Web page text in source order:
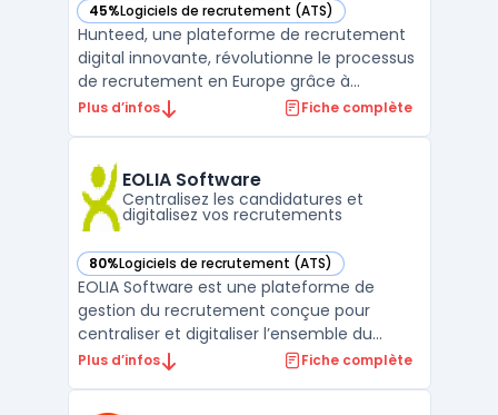
45%Logiciels de recrutement (ATS)
— voir Hunteed dans cette catégorie
Hunteed, une plateforme de recrutement
digital innovante, révolutionne le processus
de recrutement en Europe grâce à
l'automatisation et l'intelligence artificielle
matching de profils précis et efficace.
L'analyse de d ...
Plus d’infos Fiche complète
EOLIA Software
Centralisez les candidatures et
digitalisez vos recrutements
80%Logiciels de recrutement (ATS)
— voir EOLIA Software dans cette catégorie
EOLIA Software est une plateforme de
gestion du recrutement conçue pour
centraliser et digitaliser l’ensemble du
processus, de la diffusion des offres à
Plus d’infos Fiche complète